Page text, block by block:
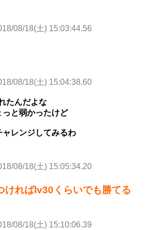
08/18(土) 15:03:44.56
08/18(土) 15:04:38.60
たんだよな
っと弱かったけど
レンジしてみるわ
08/18(土) 15:05:34.20
ければlv30くらいでも勝てる
08/18(土) 15:10:06.39